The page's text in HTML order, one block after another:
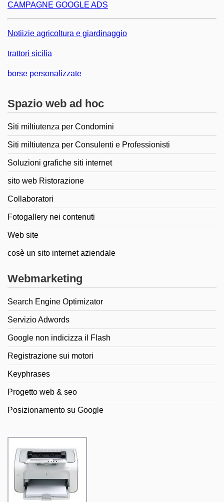
CAMPAGNE GOOGLE ADS
Notiizie agricoltura e giardinaggio
trattori sicilia
borse personalizzate
Spazio web ad hoc
Siti miltiutenza per Condomini
Siti miltiutenza per Consulenti e Professionisti
Soluzioni grafiche siti internet
sito web Ristorazione
Collaboratori
Fotogallery nei contenuti
Web site
cosè un sito internet aziendale
Webmarketing
Search Engine Optimizator
Servizio Adwords
Google non indicizza il Flash
Registrazione sui motori
Keyphrases
Progetto web & seo
Posizionamento su Google